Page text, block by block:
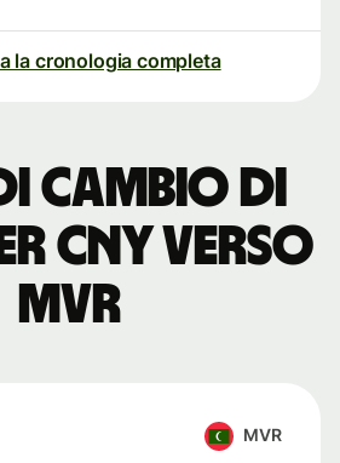
la cronologia completa
cambio di
CNY verso
MVR
MVR